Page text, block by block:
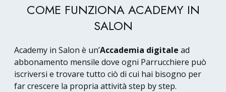
COME FUNZIONA ACADEMY IN
SALON
Academy in Salon è un’Accademia digitale ad
abbonamento mensile dove ogni Parrucchiere può
iscriversi e trovare tutto ciò di cui hai bisogno per
far crescere la propria attività step by step.